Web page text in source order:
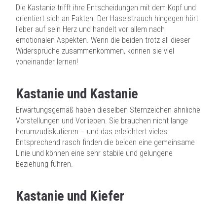
Die Kastanie trifft ihre Entscheidungen mit dem Kopf und
orientiert sich an Fakten. Der Haselstrauch hingegen hört
lieber auf sein Herz und handelt vor allem nach
emotionalen Aspekten. Wenn die beiden trotz all dieser
Widersprüche zusammenkommen, können sie viel
voneinander lernen!
Kastanie und Kastanie
Erwartungsgemäß haben dieselben Sternzeichen ähnliche
Vorstellungen und Vorlieben. Sie brauchen nicht lange
herumzudiskutieren – und das erleichtert vieles.
Entsprechend rasch finden die beiden eine gemeinsame
Linie und können eine sehr stabile und gelungene
Beziehung führen.
Kastanie und Kiefer